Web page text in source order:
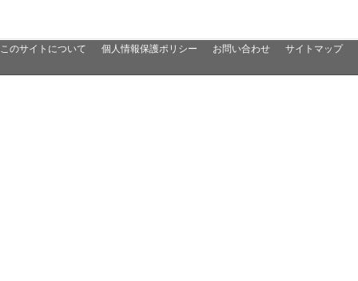
このサイトについて 個人情報保護ポリシー お問い合わせ サイトマップ